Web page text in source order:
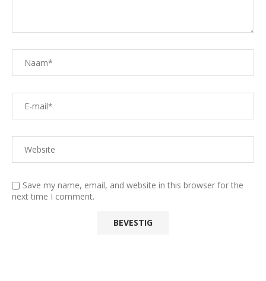
Save my name, email, and website in this browser for the
next time I comment.